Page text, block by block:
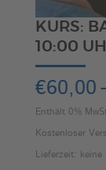
KURS:
10:00
€60,00
Enthält 0%
Kostenloser
Lieferzeit: keine